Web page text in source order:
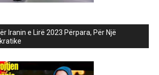
Iranin e Lirë 2023 Përpara, Për Një